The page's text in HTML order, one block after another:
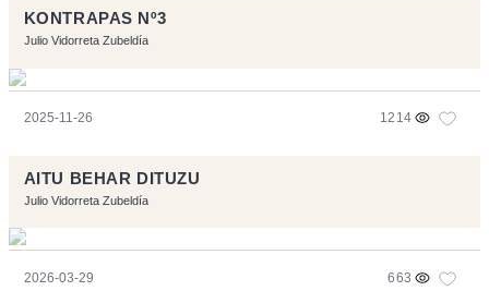
KONTRAPAS Nº3
Julio Vidorreta Zubeldía
2025-11-26 1214
AITU BEHAR DITUZU
Julio Vidorreta Zubeldía
2026-03-29 663